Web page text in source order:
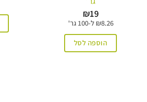
₪19
₪8.26 ל-100 גר'
הוספה לסל